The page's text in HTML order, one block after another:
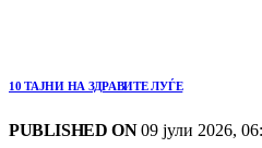
10 ТАЈНИ НА ЗДРАВИТЕ ЛУЃЕ
PUBLISHED ON09 јули 2026,